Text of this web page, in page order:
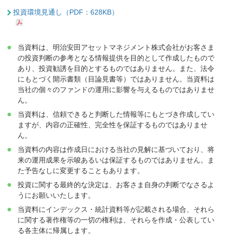
投資環境見通し（PDF：628KB）
当資料は、明治安田アセットマネジメント株式会社がお客さま
の投資判断の参考となる情報提供を目的として作成したもので
あり、投資勧誘を目的とするものではありません。また、法令
にもとづく開示書類（目論見書等）ではありません。当資料は
当社の個々のファンドの運用に影響を与えるものではありませ
ん。
当資料は、信頼できると判断した情報等にもとづき作成してい
ますが、内容の正確性、完全性を保証するものではありませ
ん。
当資料の内容は作成日における当社の見解に基づいており、将
来の運用成果を示唆あるいは保証するものではありません。ま
た予告なしに変更することもあります。
投資に関する最終的な決定は、お客さま自身の判断でなさるよ
うにお願いいたします。
当資料にインデックス・統計資料等が記載される場合、それら
に関する著作権等の一切の権利は、それらを作成・公表してい
る各主体に帰属します。